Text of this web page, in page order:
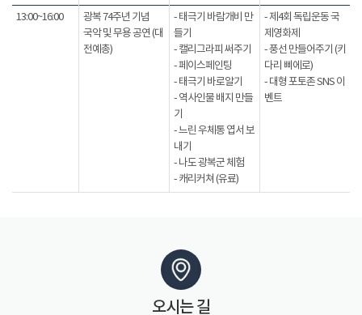
13:00~16:00
광복 74주년 기념
국악 및 무용 공연 (대
전예총)
- 태극기 바람개비 만
들기
- 캘리그라피 써주기
- 페이스페인팅
- 태극기 바로알기
- 역사인물 배지 만들
기
- 느린 우체통 엽서 보
내기
- 나도 광복군 체험
- 캐리커쳐 (유료)
- 제4회 독립운동 국
제영화제
- 풍선 만들어주기 (키
다리 삐에로)
- 대형 포토존 SNS 이
벤트
오시는 길